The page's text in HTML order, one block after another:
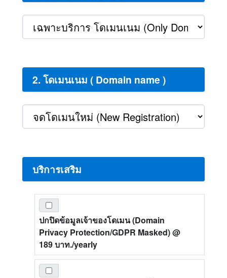
2. โดเมนเนม ( Domain name )
บริการเสริม
ปกปิดข้อมูลเจ้าของโดเมน (Domain
Privacy Protection/GDPR Masked)@
189 บาท./yearly